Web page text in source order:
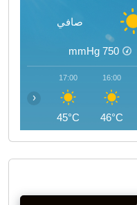
صافي
750
mmHg
16:00
46°C
17:00
45°C
‹